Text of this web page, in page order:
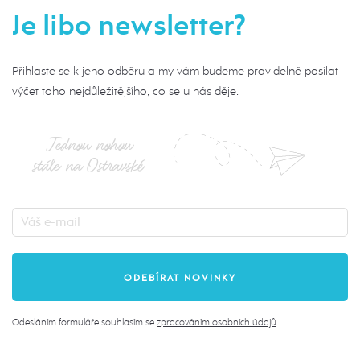
Je libo newsletter?
Přihlaste se k jeho odběru a my vám budeme pravidelně posílat
výčet toho nejdůležitějšího, co se u nás děje.
Jednou nohou
stále na Ostravské
Odesláním formuláře souhlasím se zpracováním osobních údajů.